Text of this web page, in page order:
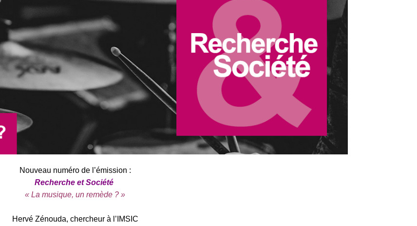
Nouveau numéro de l’émission :
Recherche et Société
« La musique, un remède ? »
Hervé Zénouda, chercheur à l’IMSIC